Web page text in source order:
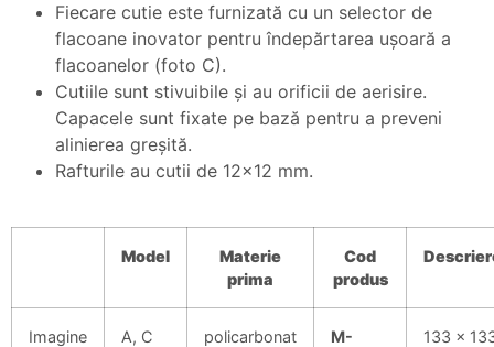
Fiecare cutie este furnizată cu un selector de
flacoane inovator pentru îndepărtarea ușoară a
flacoanelor (foto C).
Cutiile sunt stivuibile și au orificii de aerisire.
Capacele sunt fixate pe bază pentru a preveni
alinierea greșită.
Rafturile au cutii de 12×12 mm.
Model
Materie
prima
Cod
produs
Imagine
A, C policarbonat
M-
133 x